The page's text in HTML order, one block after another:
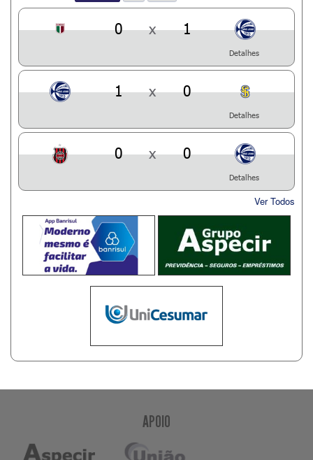
0 x 1
Detalhes
1 x 0
Detalhes
0 x 0
Detalhes
Ver Todos
APOIO